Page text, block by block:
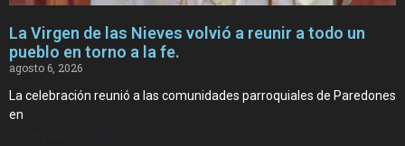
La Virgen de las Nieves volvió a reunir a todo un
pueblo en torno a la fe.
agosto 6, 2026
La celebración reunió a las comunidades parroquiales de Paredones
en